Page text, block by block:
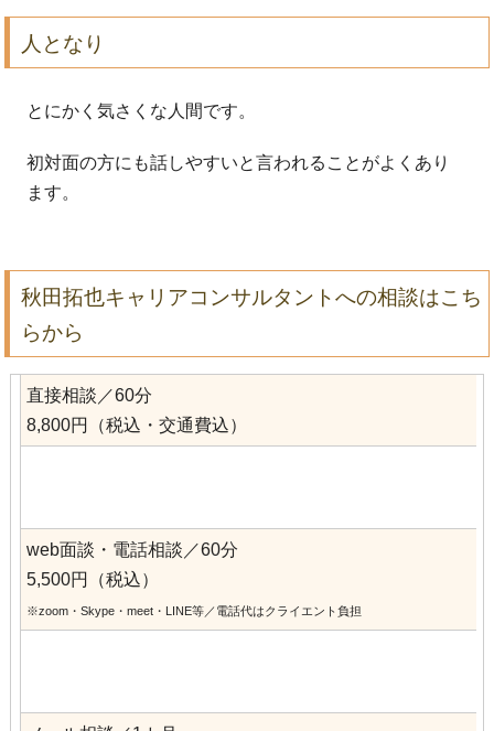
人となり
とにかく気さくな人間です。
初対面の方にも話しやすいと言われることがよくあり
ます。
秋田拓也キャリアコンサルタントへの相談はこち
らから
直接相談／60分
8,800円（税込・交通費込）
web面談・電話相談／60分
5,500円（税込）
※zoom・Skype・meet・LINE等／ 電話代はクライエント負担